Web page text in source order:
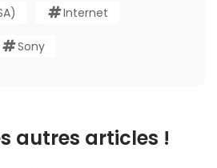
Internet
Sony
autres articles !